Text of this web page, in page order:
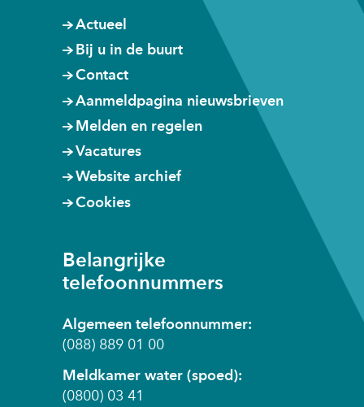
Actueel
Bij u in de buurt
Contact
Aanmeldpagina nieuwsbrieven
Melden en regelen
Vacatures
Website archief
Cookies
Belangrijke
telefoonnummers
Algemeen telefoonnummer:
(088) 889 01 00
Meldkamer water (spoed):
(0800) 03 41